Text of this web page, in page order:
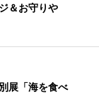
＆お守りや
展「海を食べ